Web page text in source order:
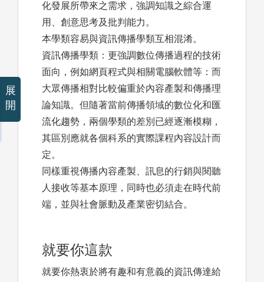
化發展所帶來之需求，強調知識之綜合運
用、創意思考及批判能力。
本學類容易與資訊傳播學類互相混淆。
資訊傳播學類：更強調數位傳播過程的技術
面向，例如網頁程式與相關電腦軟體等：而
大眾傳播相對比較偏重於內容產製和傳播理
論知識。但隨著當前傳播領域的數位化和匯
流化趨勢，兩個學類的差別已經逐漸模糊，
其區別應就各個科系的實際課程內容設計而
定。
同樣重視傳播內容產製、訊息的行銷與閱聽
人接收等基本原理，同時也必須走在時代前
端，並與社會脈動及產業密切結合。
就要你這款
就要你熱衷於將有趣和有意義的資訊傳達給
展
開